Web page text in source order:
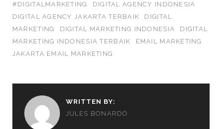
#DIGITALMARKETING
DIGITAL AGENCY INDONESIA
DIGITAL AGENCY JAKARTA TERBAIK
DIGITAL
MARKETING
DIGITAL MARKETING INDONESIA
DIGITAL
MARKETING INDONESIA TERBAIK
EMAIL MARKETING
JAKARTA EMAIL MARKETING
WRITTEN BY:
JULES BONARDO